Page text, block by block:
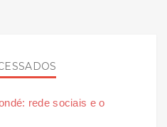
rede sociais e o